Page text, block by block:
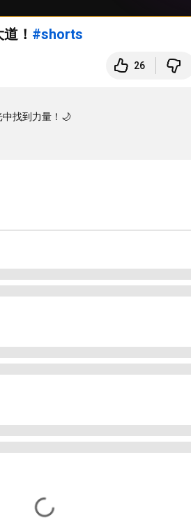
！ #shorts
26
中找到力量！🌙